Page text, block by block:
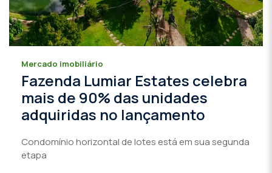
Mercado imobiliário
Fazenda Lumiar Estates celebra
mais de 90% das unidades
adquiridas no lançamento
Condomínio horizontal de lotes está em sua segunda
etapa